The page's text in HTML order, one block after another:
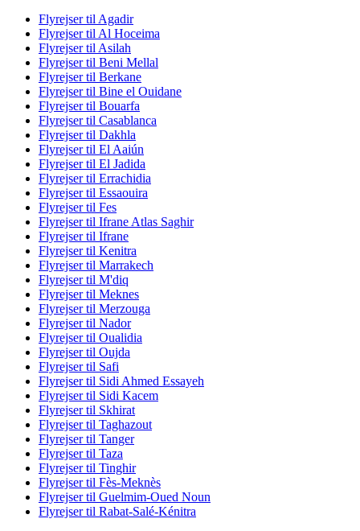
Flyrejser til Agadir
Flyrejser til Al Hoceima
Flyrejser til Asilah
Flyrejser til Beni Mellal
Flyrejser til Berkane
Flyrejser til Bine el Ouidane
Flyrejser til Bouarfa
Flyrejser til Casablanca
Flyrejser til Dakhla
Flyrejser til El Aaiún
Flyrejser til El Jadida
Flyrejser til Errachidia
Flyrejser til Essaouira
Flyrejser til Fes
Flyrejser til Ifrane Atlas Saghir
Flyrejser til Ifrane
Flyrejser til Kenitra
Flyrejser til Marrakech
Flyrejser til M'diq
Flyrejser til Meknes
Flyrejser til Merzouga
Flyrejser til Nador
Flyrejser til Oualidia
Flyrejser til Oujda
Flyrejser til Safi
Flyrejser til Sidi Ahmed Essayeh
Flyrejser til Sidi Kacem
Flyrejser til Skhirat
Flyrejser til Taghazout
Flyrejser til Tanger
Flyrejser til Taza
Flyrejser til Tinghir
Flyrejser til Fès-Meknès
Flyrejser til Guelmim-Oued Noun
Flyrejser til Rabat-Salé-Kénitra